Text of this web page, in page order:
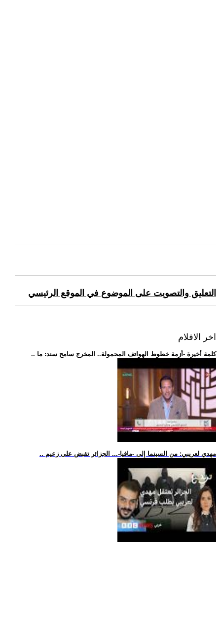
التعليق والتصويت على الموضوع في الموقع الرئيسي
اخر الافلام
.. كلمة أخيرة -أزمة خطوط الهواتف المحمولة.. المخرج سامح سند: ما
.. مهدي لعريبي: من السينما إلى -مافيا-... الجزائر تقبض على زعيم